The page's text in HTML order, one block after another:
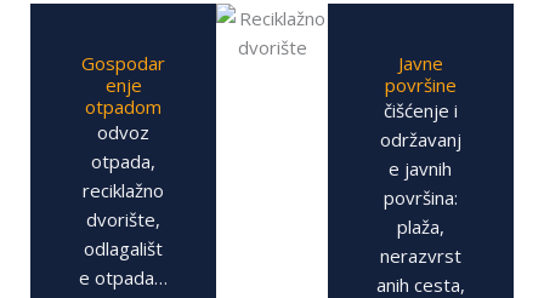
Gospodar
enje
otpadom
odvoz
otpada,
reciklažno
dvorište,
odlagališt
e otpada…
Javne
površine
čišćenje i
održavanj
e javnih
površina:
plaža,
nerazvrst
anih cesta,